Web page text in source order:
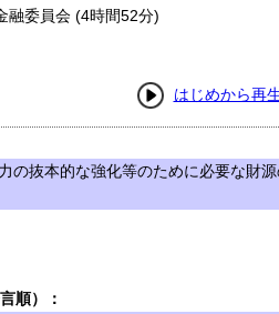
融委員会 (4時間52分)
はじめから再
の抜本的な強化等のために必要な財
順）：